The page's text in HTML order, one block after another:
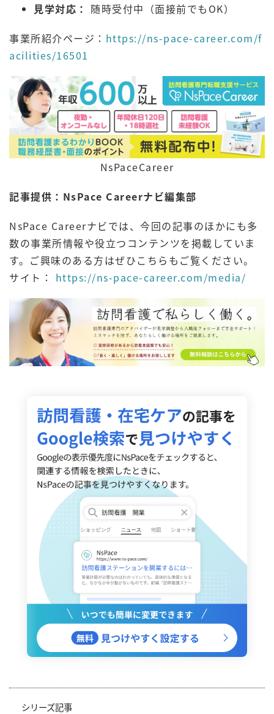
見学対応： 随時受付中（面接前でもOK）
事業所紹介ページ： https://ns-pace-career.com/f
acilities/16501
NsPaceCareer
記事提供：NsPace Careerナビ編集部
NsPace Careerナビでは、今回の記事のほかにも多
数の事業所情報や役立つコンテンツを掲載していま
す。ご興味のある方はぜひこちらもご覧ください。
サイト： https://ns-pace-career.com/media/
シリーズ記事